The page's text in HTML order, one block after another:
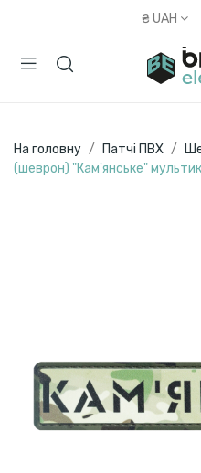
₴ UAH
На головну Патчі ПВХ
(шеврон) "Кам'янське"